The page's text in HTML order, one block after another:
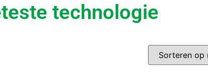
technologie